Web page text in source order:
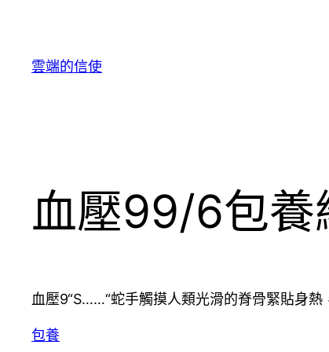
雲端的信使
血壓99/6包養
血壓9“S……“蛇手觸摸人類光滑的脊骨緊貼身
包養